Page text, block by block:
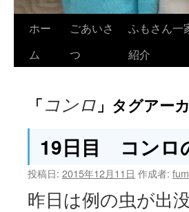
ホー
ム
ごあいさ
つ
ふもさん一
紹介
「コンロ 」タグアー
19日目 コンロ
投稿日: 2015年12月11日 作成者:
昨日は例の虫が出